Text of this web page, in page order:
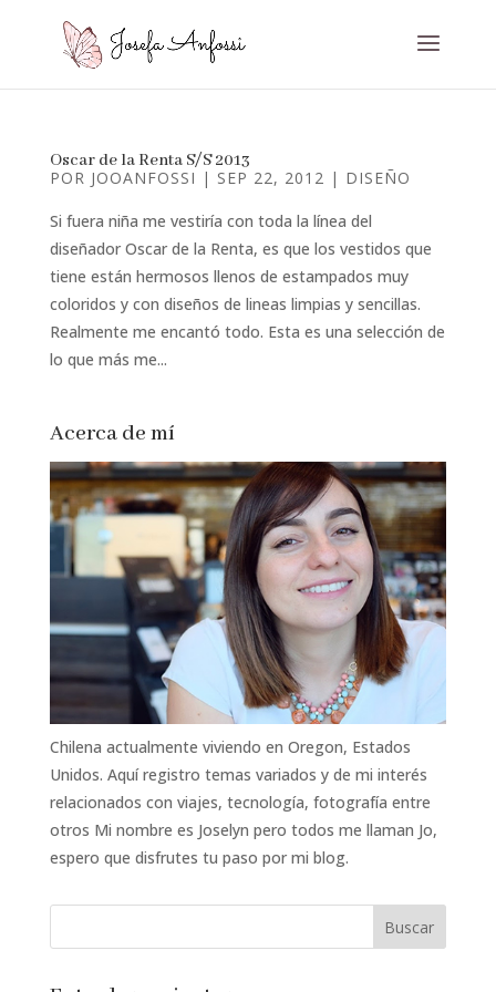
Oscar de la Renta S/S 2013
POR JOOANFOSSI | SEP 22, 2012 | DISEÑO
Si fuera niña me vestiría con toda la línea del
diseñador Oscar de la Renta, es que los vestidos que
tiene están hermosos llenos de estampados muy
coloridos y con diseños de lineas limpias y sencillas.
Realmente me encantó todo. Esta es una selección de
lo que más me...
Acerca de mí
Chilena actualmente viviendo en Oregon, Estados
Unidos. Aquí registro temas variados y de mi interés
relacionados con viajes, tecnología, fotografía entre
otros Mi nombre es Joselyn pero todos me llaman Jo,
espero que disfrutes tu paso por mi blog.